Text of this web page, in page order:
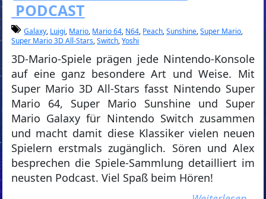
PODCAST
Galaxy, Luigi, Mario, Mario 64, N64, Peach,Sunshine,Super Mario,
Super Mario 3D All-Stars,Switch,Yoshi
3D-Mario-Spiele prägen jede Nintendo-Konsole
auf eine ganz besondere Art und Weise. Mit
Super Mario 3D All-Stars fasst Nintendo Super
Mario 64, Super Mario Sunshine und Super
Mario Galaxy für Nintendo Switch zusammen
und macht damit diese Klassiker vielen neuen
Spielern erstmals zugänglich. Sören und Alex
besprechen die Spiele-Sammlung detailliert im
neusten Podcast. Viel Spaß beim Hören!